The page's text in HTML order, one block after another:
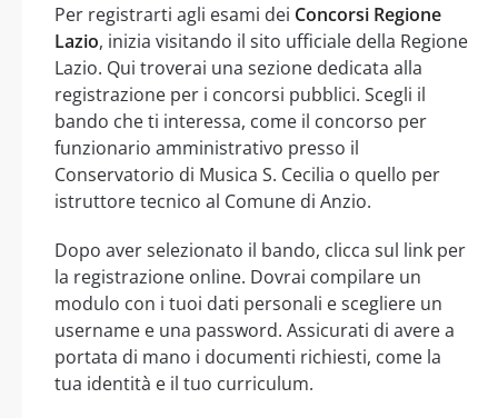
Per registrarti agli esami dei Concorsi Regione
Lazio, inizia visitando il sito ufficiale della Regione
Lazio. Qui troverai una sezione dedicata alla
registrazione per i concorsi pubblici. Scegli il
bando che ti interessa, come il concorso per
funzionario amministrativo presso il
Conservatorio di Musica S. Cecilia o quello per
istruttore tecnico al Comune di Anzio.
Dopo aver selezionato il bando, clicca sul link per
la registrazione online. Dovrai compilare un
modulo con i tuoi dati personali e scegliere un
username e una password. Assicurati di avere a
portata di mano i documenti richiesti, come la
tua identità e il tuo curriculum.